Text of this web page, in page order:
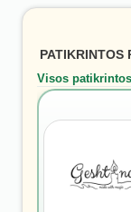
PATIKRINTOS
Visos